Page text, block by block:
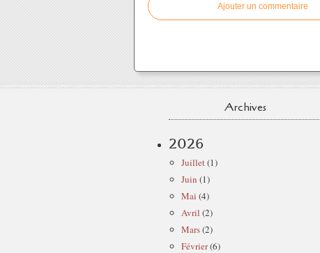
Ajouter un commentaire
Archives
2026
Juillet(1)
Juin (1)
Mai (4)
Avril (2)
Mars(2)
Février(6)